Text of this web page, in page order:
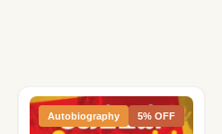
Autobiography 5% OFF